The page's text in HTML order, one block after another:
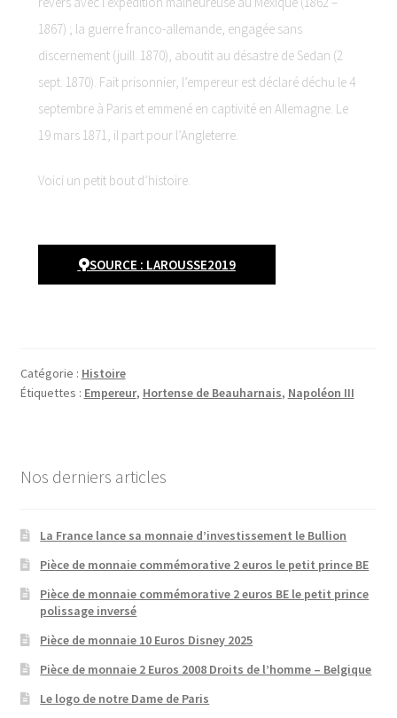
1867) ; la guerre franco-allemande, engagée sans
discernement (juill. 1870), aboutit au désastre de Sedan (2
sept. 1870). Fait prisonnier, l’empereur est déclaré déchu le 4
septembre à Paris et emmené en captivité en Allemagne. Le
19 mars 1871, il part pour l’Angleterre.
Voici un petit bout d’histoire.
SOURCE : LAROUSSE2019
Catégorie : Histoire
Étiquettes : Empereur, Hortense de Beauharnais, Napoléon III
Nos derniers articles
La France lance sa monnaie d’investissement le Bullion
Pièce de monnaie commémorative 2 euros le petit prince BE
Pièce de monnaie commémorative 2 euros BE le petit prince
polissage inversé
Pièce de monnaie 10 Euros Disney 2025
Pièce de monnaie 2 Euros 2008 Droits de l’homme – Belgique
Le logo de notre Dame de Paris